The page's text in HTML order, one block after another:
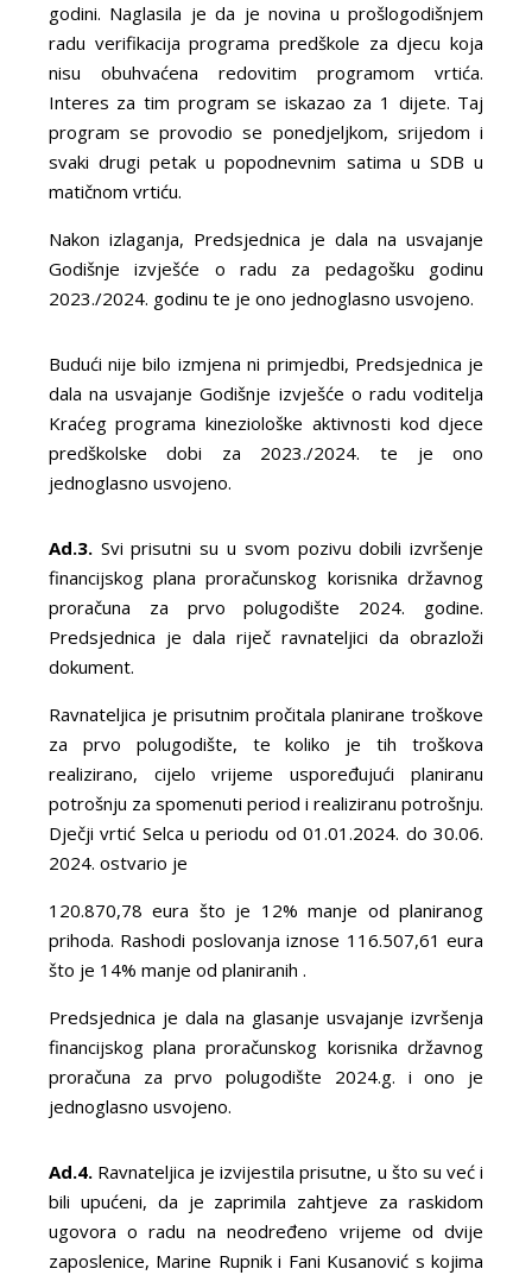
godini. Naglasila je da je novina u prošlogodišnjem
radu verifikacija programa predškole za djecu koja
nisu obuhvaćena redovitim programom vrtića.
Interes za tim program se iskazao za 1 dijete. Taj
program se provodio se ponedjeljkom, srijedom i
svaki drugi petak u popodnevnim satima u SDB u
matičnom vrtiću.
Nakon izlaganja, Predsjednica je dala na usvajanje
Godišnje izvješće o radu za pedagošku godinu
2023./2024. godinu te je ono jednoglasno usvojeno.
Budući nije bilo izmjena ni primjedbi, Predsjednica je
dala na usvajanje Godišnje izvješće o radu voditelja
Kraćeg programa kineziološke aktivnosti kod djece
predškolske dobi za 2023./2024. te je ono
jednoglasno usvojeno.
Ad.3. Svi prisutni su u svom pozivu dobili izvršenje
financijskog plana proračunskog korisnika državnog
proračuna za prvo polugodište 2024. godine.
Predsjednica je dala riječ ravnateljici da obrazloži
dokument.
Ravnateljica je prisutnim pročitala planirane troškove
za prvo polugodište, te koliko je tih troškova
realizirano, cijelo vrijeme uspoređujući planiranu
potrošnju za spomenuti period i realiziranu potrošnju.
Dječji vrtić Selca u periodu od 01.01.2024. do 30.06.
2024. ostvario je
120.870,78 eura što je 12% manje od planiranog
prihoda. Rashodi poslovanja iznose 116.507,61 eura
što je 14% manje od planiranih .
Predsjednica je dala na glasanje usvajanje izvršenja
financijskog plana proračunskog korisnika državnog
proračuna za prvo polugodište 2024.g. i ono je
jednoglasno usvojeno.
Ad.4. Ravnateljica je izvijestila prisutne, u što su već i
bili upućeni, da je zaprimila zahtjeve za raskidom
ugovora o radu na neodređeno vrijeme od dvije
zaposlenice, Marine Rupnik i Fani Kusanović s kojima